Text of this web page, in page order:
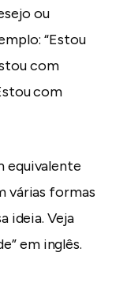
ou
“Estou
com
com
equivalente
várias formas
ideia. Veja
em inglês.